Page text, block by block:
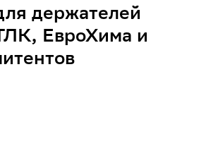
держателей
ЕвроХима и